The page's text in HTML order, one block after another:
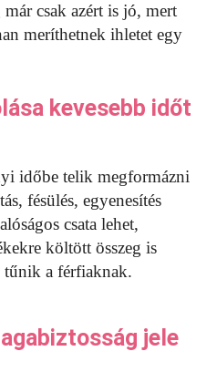
csak azért is jó, mert
meríthetnek ihletet egy
kevesebb időt
időbe telik megformázni
fésülés, egyenesítés
csata lehet,
költött összeg is
tűnik a férfiaknak.
jele